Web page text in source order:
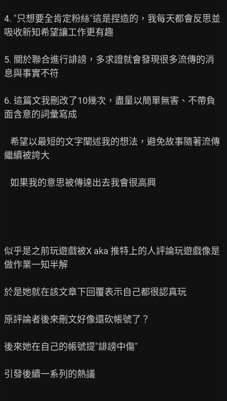
4. "只想要全肯定粉絲"這是捏造的，我每天都會反思並
吸收新知希望讓工作更有趣
5. 關於聯合進行誹謗，多求證就會發現很多流傳的消
息與事實不符
6. 這篇文我刪改了10幾次，盡量以簡單無害、不帶負
面含意的詞彙寫成
繼續被誇大
似乎是之前玩遊戲被X aka 推特上的人評論玩遊戲像是
做作業一知半解
於是她就在該文章下回覆表示自己都很認真玩
原評論者後來刪文好像還砍帳號了？
後來她在自己的帳號提"誹謗中傷"
引發後續一系列的熱議